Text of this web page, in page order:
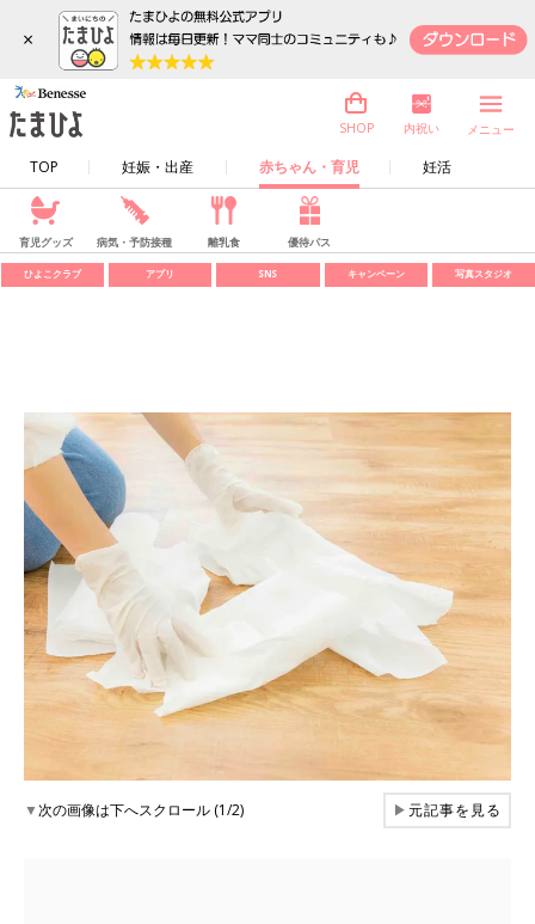
×
TOP 妊娠・出産 赤ちゃん・育児 妊活
SHOP 内祝い メニュー
育児グッズ 病気・予防接種 離乳食 優待パス
ひよこクラブ アプリ SNS キャンペーン 写真スタジオ
▼次の画像は下へスクロール (1/2) ▶元記事を見る